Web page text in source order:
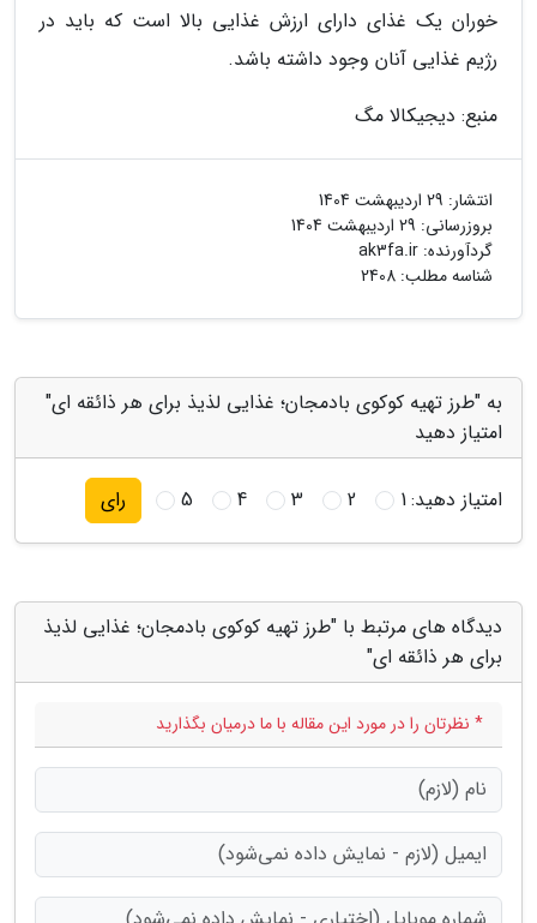
خوران یک غذای دارای ارزش غذایی بالا است که باید در
رژیم غذایی آنان وجود داشته باشد.
منبع: دیجیکالا مگ
انتشار: 29 اردیبهشت 1404
بروزرسانی: 29 اردیبهشت 1404
گردآورنده: ak3fa.ir
شناسه مطلب: 2408
به "طرز تهیه کوکوی بادمجان؛ غذایی لذیذ برای هر ذائقه ای"
امتیاز دهید
امتیاز دهید:1
2
3
4
5 رای
دیدگاه های مرتبط با "طرز تهیه کوکوی بادمجان؛ غذایی لذیذ
برای هر ذائقه ای"
* نظرتان را در مورد این مقاله با ما درمیان بگذارید